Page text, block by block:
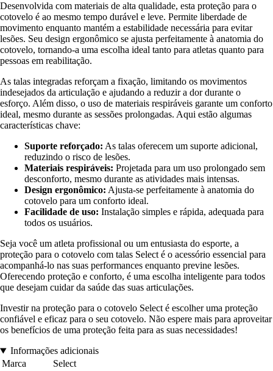
Desenvolvida com materiais de alta qualidade, esta proteção para o
cotovelo é ao mesmo tempo durável e leve. Permite liberdade de
movimento enquanto mantém a estabilidade necessária para evitar
lesões. Seu design ergonômico se ajusta perfeitamente à anatomia do
cotovelo, tornando-a uma escolha ideal tanto para atletas quanto para
pessoas em reabilitação.
As talas integradas reforçam a fixação, limitando os movimentos
indesejados da articulação e ajudando a reduzir a dor durante o
esforço. Além disso, o uso de materiais respiráveis garante um conforto
ideal, mesmo durante as sessões prolongadas. Aqui estão algumas
características chave:
Suporte reforçado: As talas oferecem um suporte adicional,
reduzindo o risco de lesões.
Materiais respiráveis: Projetada para um uso prolongado sem
desconforto, mesmo durante as atividades mais intensas.
Design ergonômico: Ajusta-se perfeitamente à anatomia do
cotovelo para um conforto ideal.
Facilidade de uso: Instalação simples e rápida, adequada para
todos os usuários.
Seja você um atleta profissional ou um entusiasta do esporte, a
proteção para o cotovelo com talas Select é o acessório essencial para
acompanhá-lo nas suas performances enquanto previne lesões.
Oferecendo proteção e conforto, é uma escolha inteligente para todos
que desejam cuidar da saúde das suas articulações.
Investir na proteção para o cotovelo Select é escolher uma proteção
confiável e eficaz para o seu cotovelo. Não espere mais para aproveitar
os benefícios de uma proteção feita para as suas necessidades!
Informações adicionais
Marca
Select